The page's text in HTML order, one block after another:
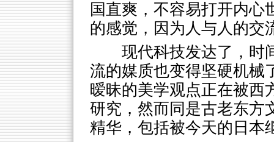
国直爽，不容易打开内心
的感觉，因为人与人的交
现代科技发达了，时
流的媒质也变得坚硬机械
暧昧的美学观点正在被西
研究，然而同是古老东方
精华，包括被今天的日本